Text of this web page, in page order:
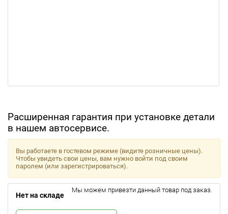
Расширенная гарантия при установке детали
в нашем автосервисе.
Вы работаете в гостевом режиме (видите розничные цены).
Чтобы увидеть свои цены, вам нужно войти под своим
паролем (или зарегистрироваться).
Нет на складе
Мы можем привезти данный товар под заказ.